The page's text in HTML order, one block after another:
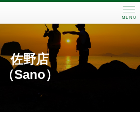
MENU
佐野店
（Sano）